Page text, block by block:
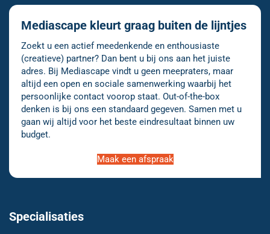
Mediascape kleurt graag buiten de lijntjes
Zoekt u een actief meedenkende en enthousiaste
(creatieve) partner? Dan bent u bij ons aan het juiste
adres. Bij Mediascape vindt u geen meepraters, maar
altijd een open en sociale samenwerking waarbij het
persoonlijke contact voorop staat. Out-of-the-box
denken is bij ons een standaard gegeven. Samen met u
gaan wij altijd voor het beste eindresultaat binnen uw
budget.
Maak een afspraak
Specialisaties